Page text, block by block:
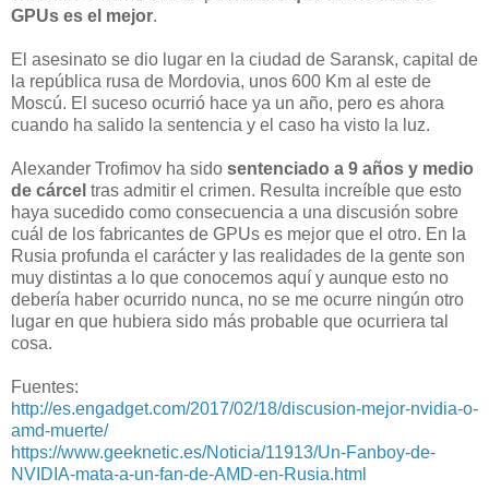
GPUs es el mejor.
El asesinato se dio lugar en la ciudad de Saransk, capital de
la república rusa de Mordovia, unos 600 Km al este de
Moscú. El suceso ocurrió hace ya un año, pero es ahora
cuando ha salido la sentencia y el caso ha visto la luz.
Alexander Trofimov ha sido sentenciado a 9 años y medio
de cárcel tras admitir el crimen. Resulta increíble que esto
haya sucedido como consecuencia a una discusión sobre
cuál de los fabricantes de GPUs es mejor que el otro. En la
Rusia profunda el carácter y las realidades de la gente son
muy distintas a lo que conocemos aquí y aunque esto no
debería haber ocurrido nunca, no se me ocurre ningún otro
lugar en que hubiera sido más probable que ocurriera tal
cosa.
Fuentes:
http://es.engadget.com/2017/02/18/discusion-mejor-nvidia-o-
amd-muerte/
https://www.geeknetic.es/Noticia/11913/Un-Fanboy-de-
NVIDIA-mata-a-un-fan-de-AMD-en-Rusia.html